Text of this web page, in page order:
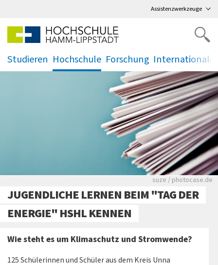
Assistenzwerkzeuge
Studieren
.
Hochschule
.
Forschung
. .
Viele Zeitungen.
suze / photocase.de
JUGENDLICHE LERNEN BEIM "TAG DER
ENERGIE" HSHL KENNEN
Wie steht es um Klimaschutz und Stromwende?
125 Schülerinnen und Schüler aus dem Kreis Unna